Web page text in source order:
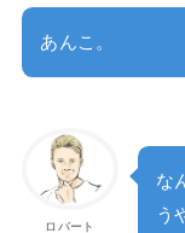
あんこ。
ロバート
な
う